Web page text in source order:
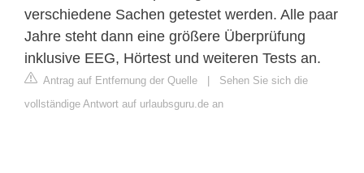
verschiedene Sachen getestet werden. Alle paar
Jahre steht dann eine größere Überprüfung
inklusive EEG, Hörtest und weiteren Tests an.
Antrag auf Entfernung der Quelle
Sehen Sie sich die
vollständige Antwort auf urlaubsguru.de an